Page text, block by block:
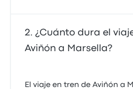
¿Cuánto dura el
Aviñón a Marsella?
El viaje en tren de Aviñón a